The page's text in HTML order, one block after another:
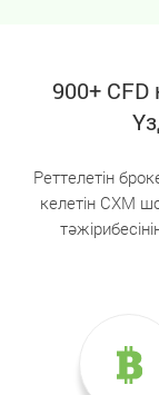
900+
Реттелетін
келетін CXM